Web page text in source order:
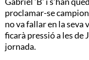
proclamar-se
no va fallar en la seva
ficarà pressió a les de
jornada.